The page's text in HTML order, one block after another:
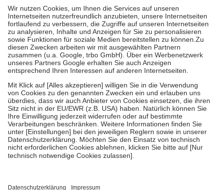
höchstens zehn Euro.
Es sind jedoch nie mehr als die tatsächlichen
Kosten der Leistung zu entrichten.
Diese Regeln gelten grundsätzlich auch für Online-Apotheken.
Bei Heilmitteln und häuslicher Krankenpflege beträgt die
Zuzahlung zehn Prozent der Kosten sowie zehn Euro je
Verordnung.
Um das Engagement der Versicherten für ihre eigene Gesundheit zu
stärken und die besondere Stellung der Familie zu unterstützen,
fallenkeine Zuzahlungenan bei:
• Kindern und Jugendlichen bis zum vollendeten 18. Lebensjahr
mit Ausnahme der Fahrkosten
• Untersuchungen zur Vorsorge und Früherkennung, die von der
GKV getragen werden
• empfohlenen Schutzimpfungen
• Harn- und Blutteststreifen
getroffen, um sicherzustellen, dass es sich um echte Bewertungen